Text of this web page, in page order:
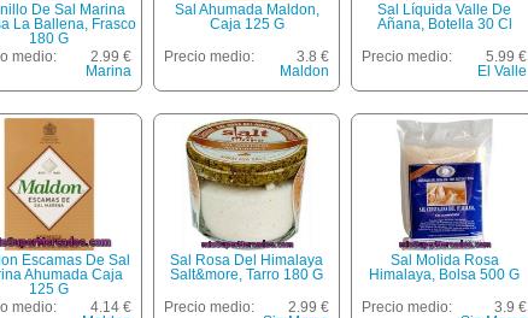
De Sal Marina
La Ballena, Frasco
180 G
medio:
2.99 €
Marina
Sal Ahumada Maldon,
Caja 125 G
Precio medio:
3.8 €
Maldon
Sal Líquida Valle De
Añana, Botella 30 Cl
Precio medio:
5.99 €
El Valle
Escamas De Sal
Ahumada Caja
125 G
medio:
4.14 €
Sal Rosa Del Himalaya
Salt&more, Tarro 180 G
Precio medio:
2.99 €
Sal Molida Rosa
Himalaya, Bolsa 500 G
Precio medio:
3.9 €